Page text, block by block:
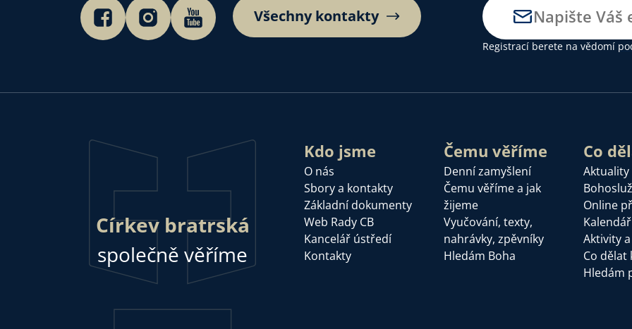
Všechny kontakty
Registrací berete na vědomí
Církev bratrská
společně věříme
Kdo jsme
O nás
Sbory a kontakty
Základní dokumenty
Web Rady CB
Kancelář ústředí
Kontakty
Čemu věříme
Denní zamyšlení
Čemu věříme a jak
žijeme
Vyučování, texty,
nahrávky, zpěvníky
Hledám Boha
Co
Aktuality
Online
Aktivity
Co dělat
Hledám